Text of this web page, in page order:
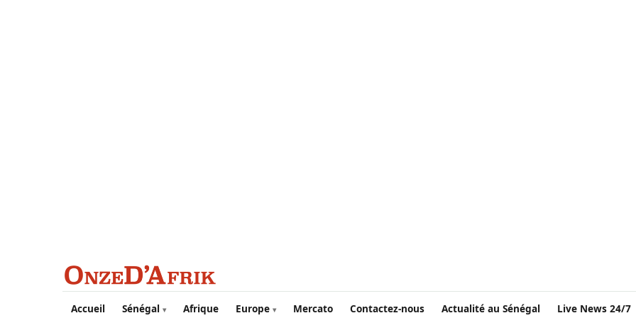
Aller au contenu principal
Accueil Sénégal Afrique Europe Mercato Contactez-nous Actualité au Sénégal Live News 24/7